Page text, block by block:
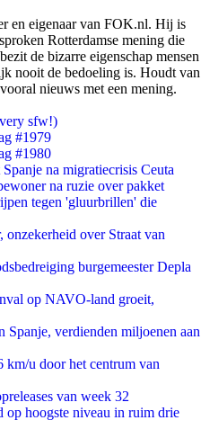
en eigenaar van FOK.nl. Hij is
Rotterdamse mening die
de bizarre eigenschap mensen
nooit de bedoeling is. Houdt van
nieuws met een mening.
sfw!)
#1979
#1980
na migratiecrisis Ceuta
na ruzie over pakket
tegen 'gluurbrillen' die
onzekerheid over Straat van
burgemeester Depla
op NAVO-land groeit,
Spanje, verdienden miljoenen aan
km/u door het centrum van
van week 32
hoogste niveau in ruim drie